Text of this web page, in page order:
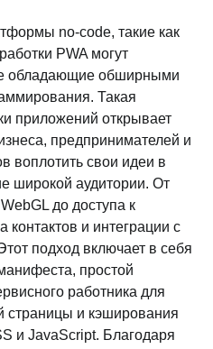
no-code, такие как
PWA могут
обладающие обширными
Такая
приложений открывает
предпринимателей и
воплотить свои идеи в
широкой аудитории. От
до доступа к
и интеграции с
подход включает в себя
простой
работника для
страницы и кэширования
и JavaScript. Благодаря